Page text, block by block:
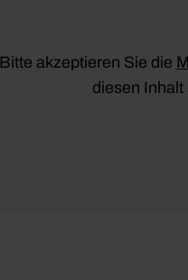
Bitte akzeptieren Sie die
diesen Inhalt